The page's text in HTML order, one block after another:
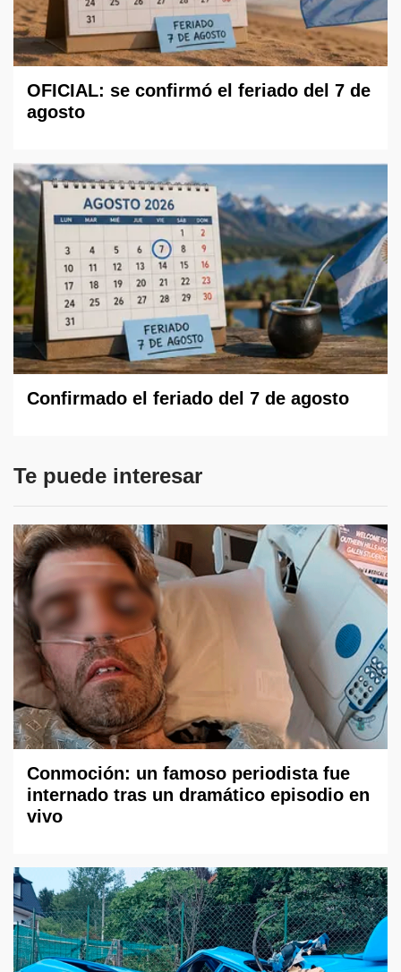
OFICIAL: se confirmó el feriado del 7 de
agosto
Confirmado el feriado del 7 de agosto
Te puede interesar
Conmoción: un famoso periodista fue
internado tras un dramático episodio en
vivo